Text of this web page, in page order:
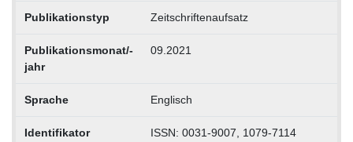
Publikationstyp Zeitschriftenaufsatz
Publikationsmonat/-
jahr
09.2021
Sprache Englisch
Identifikator
ISSN: 0031-9007, 1079-7114